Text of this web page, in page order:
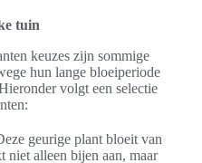
tuin
keuzes zijn sommige
hun lange bloeiperiode
volgt een selectie
geurige plant bloeit van
niet alleen bijen aan, maar